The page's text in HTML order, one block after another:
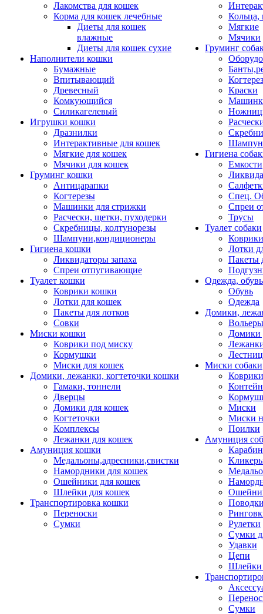
Лакомства для кошек
Корма для кошек лечебные
Диеты для кошек
влажные
Диеты для кошек сухие
Наполнители кошки
Бумажные
Впитывающий
Древесный
Комкующийся
Силикагелевый
Игрушки кошки
Дразнилки
Интерактивные для кошек
Мягкие для кошек
Мячики для кошек
Груминг кошки
Антицарапки
Когтерезы
Машинки для стрижки
Расчески, щетки, пуходерки
Скребницы, колтунорезы
Шампуни,кондиционеры
Гигиена кошки
Ликвидаторы запаха
Спреи отпугивающие
Туалет кошки
Коврики кошки
Лотки для кошек
Пакеты для лотков
Совки
Миски кошки
Коврики под миску
Кормушки
Миски для кошек
Домики, лежанки, когтеточки кошки
Гамаки, тоннели
Дверцы
Домики для кошек
Когтеточки
Комплексы
Лежанки для кошек
Амуниция кошки
Медальоны,адресники,свистки
Намордники для кошек
Ошейники для кошек
Шлейки для кошек
Транспортировка кошки
Переноски
Сумки
Кольца,
Мягкие
Мячики
Груминг
Краски
Гигиена
Емкости
Спец.
Спреи
Трусы
Туалет собаки
Коврики
Лотки
Пакеты
Одежда, обувь
Обувь
Одежда
Домики,
Домики
Миски собаки
Миски
Миски
Поилки
Амуниция
Рулетки
Сумки
Удавки
Цепи
Шлейки
Сумки